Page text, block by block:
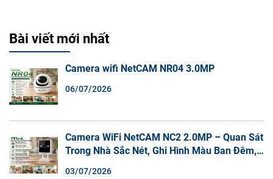
Bài viết mới nhất
Camera wifi NetCAM NR04 3.0MP
06/07/2026
Camera WiFi NetCAM NC2 2.0MP – Quan Sát
Trong Nhà Sắc Nét, Ghi Hình Màu Ban Đêm,
03/07/2026